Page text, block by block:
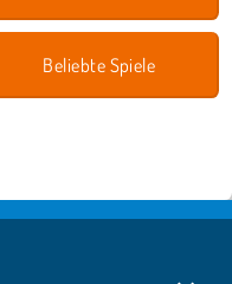
Beliebte Spiele